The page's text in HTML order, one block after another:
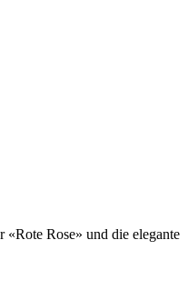
«Rote Rose» und die elegante